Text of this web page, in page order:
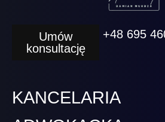
Umów
konsultację
+48 695
KANCELARIA